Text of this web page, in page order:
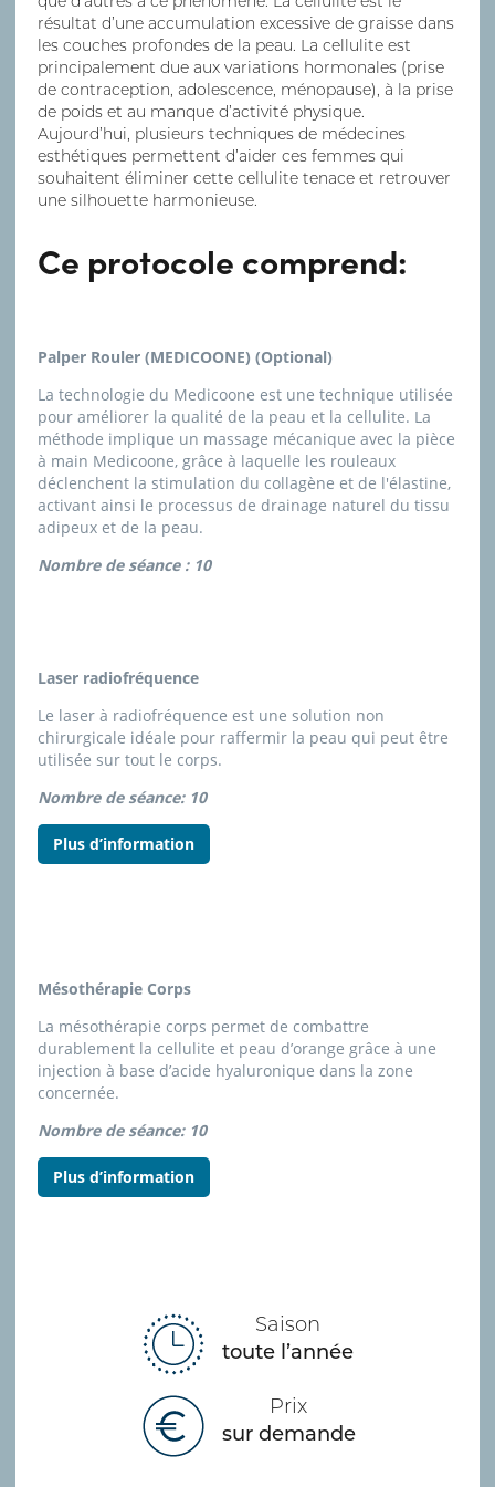
Saison
toute l’année
Prix
sur demande
résultat d’une accumulation excessive de graisse dans
les couches profondes de la peau. La cellulite est
principalement due aux variations hormonales (prise
de contraception, adolescence, ménopause), à la prise
de poids et au manque d’activité physique.
Aujourd’hui, plusieurs techniques de médecines
esthétiques permettent d’aider ces femmes qui
souhaitent éliminer cette cellulite tenace et retrouver
une silhouette harmonieuse.
Ce protocole comprend:
Palper Rouler (MEDICOONE) (Optional)
La technologie du Medicoone est une technique utilisée
pour améliorer la qualité de la peau et la cellulite. La
méthode implique un massage mécanique avec la pièce
à main Medicoone, grâce à laquelle les rouleaux
déclenchent la stimulation du collagène et de l'élastine,
activant ainsi le processus de drainage naturel du tissu
adipeux et de la peau.
Nombre de séance : 10
Laser radiofréquence
Le laser à radiofréquence est une solution non
chirurgicale idéale pour raffermir la peau qui peut être
utilisée sur tout le corps.
Nombre de séance: 10
Plus d’information
Mésothérapie Corps
La mésothérapie corps permet de combattre
durablement la cellulite et peau d’orange grâce à une
injection à base d’acide hyaluronique dans la zone
concernée.
Nombre de séance: 10
Plus d’information